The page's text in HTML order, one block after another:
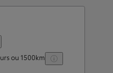
ou 1500km